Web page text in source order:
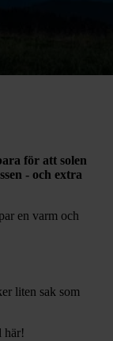
för att solen
- och extra
en varm och
liten sak som
här!